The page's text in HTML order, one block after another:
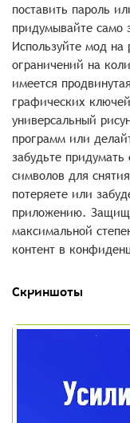
поставить пароль
придумывайте само
Используйте мод
ограничений на
имеется
графических
универсальный
программ или
забудьте
символов для
потеряете или
приложению.
максимальной
контент в
Скриншоты